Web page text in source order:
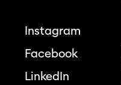
Instagram
Facebook
LinkedIn